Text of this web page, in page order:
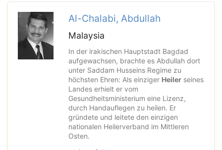
Al-Chalabi, Abdullah
Malaysia
In der irakischen Hauptstadt Bagdad
aufgewachsen, brachte es Abdullah dort
unter Saddam Husseins Regime zu
höchsten Ehren: Als einziger Heilerseines
Landes erhielt er vom
Gesundheitsministerium eine Lizenz,
durch Handauflegen zu heilen. Er
gründete und leitete den einzigen
nationalen Heilerverband im Mittleren
Osten.